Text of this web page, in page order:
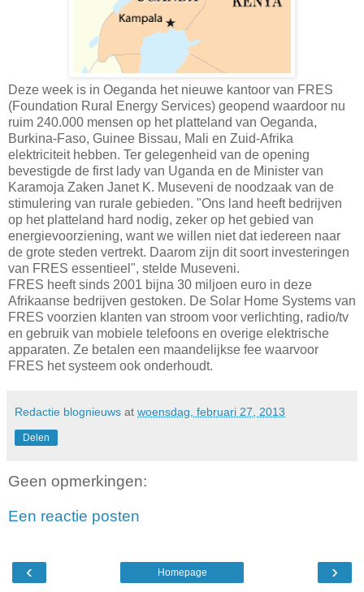
Deze week is in Oeganda het nieuwe kantoor van FRES
(Foundation Rural Energy Services) geopend waardoor nu
ruim 240.000 mensen op het platteland van Oeganda,
Burkina-Faso, Guinee Bissau, Mali en Zuid-Afrika
elektriciteit hebben. Ter gelegenheid van de opening
bevestigde de first lady van Uganda en de Minister van
Karamoja Zaken Janet K. Museveni de noodzaak van de
stimulering van rurale gebieden. "Ons land heeft bedrijven
op het platteland hard nodig, zeker op het gebied van
energievoorziening, want we willen niet dat iedereen naar
de grote steden vertrekt. Daarom zijn dit soort investeringen
van FRES essentieel", stelde Museveni.
FRES heeft sinds 2001 bijna 30 miljoen euro in deze
Afrikaanse bedrijven gestoken. De Solar Home Systems van
FRES voorzien klanten van stroom voor verlichting, radio/tv
en gebruik van mobiele telefoons en overige elektrische
apparaten. Ze betalen een maandelijkse fee waarvoor
FRES het systeem ook onderhoudt.
Redactie blognieuws at woensdag, februari 27, 2013
Delen
Geen opmerkingen:
Een reactie posten
‹ ›
Homepage